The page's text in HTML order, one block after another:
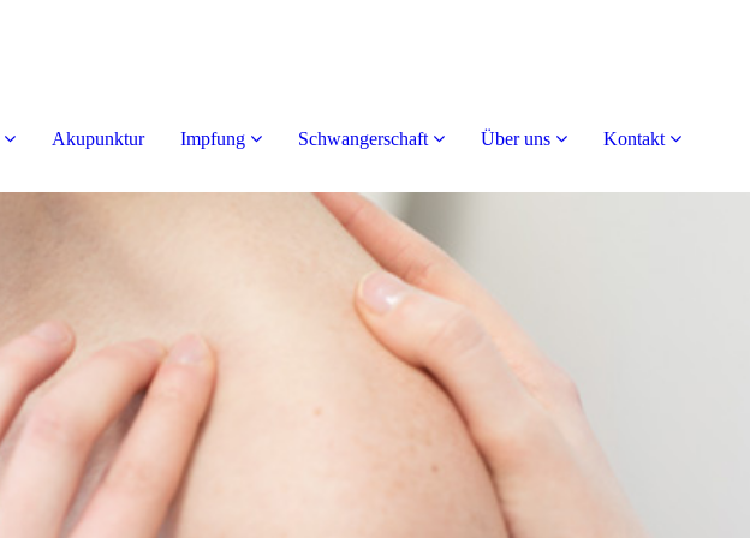
Akupunktur Impfung Schwangerschaft Über uns Kontakt